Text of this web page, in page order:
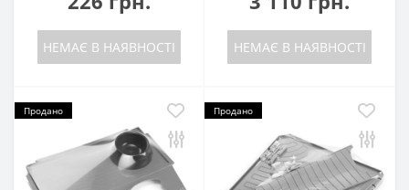
НЕМАЄ В НАЯВНОСТІ НЕМАЄ В НАЯВНОСТІ
Продано Продано